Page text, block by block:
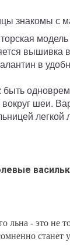
знакомы с
модель
вышивка
в
быть
вокруг шеи.
льна - это не
станет